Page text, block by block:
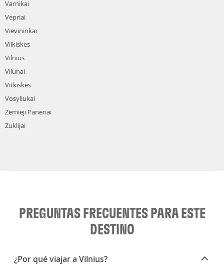
Varnikai
Vepriai
Vievininkai
Vilkiskes
Vilnius
Vilunai
Vitkiskes
Vosyliukai
Zemieji Paneriai
Zuklijai
PREGUNTAS FRECUENTES PARA ESTE
DESTINO
¿Por qué viajar a Vilnius?